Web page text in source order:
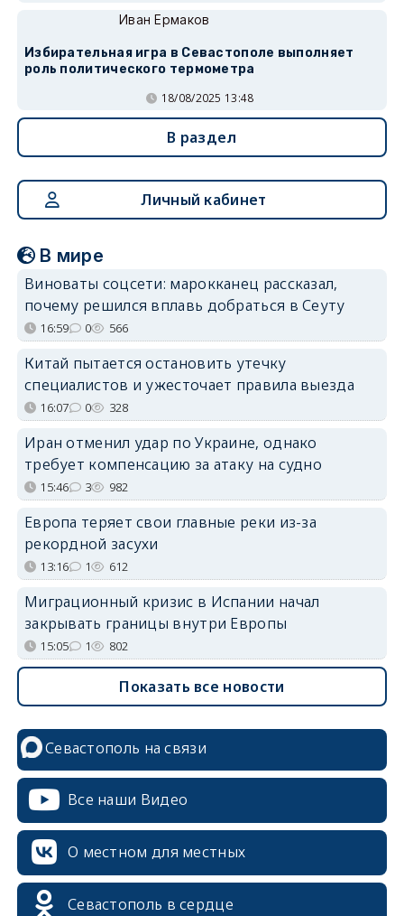
Иван Ермаков
Избирательная игра в Севастополе выполняет
роль политического термометра
18/08/2025 13:48
В раздел
Личный кабинет
В мире
Виноваты соцсети: марокканец рассказал,
почему решился вплавь добраться в Сеуту
16:59 0 566
Китай пытается остановить утечку
специалистов и ужесточает правила выезда
16:07 0 328
Иран отменил удар по Украине, однако
требует компенсацию за атаку на судно
15:46 3 982
Европа теряет свои главные реки из-за
рекордной засухи
13:16 1 612
Миграционный кризис в Испании начал
закрывать границы внутри Европы
15:05 1 802
Показать все новости
Севастополь на связи
Все наши Видео
О местном для местных
Севастополь в сердце